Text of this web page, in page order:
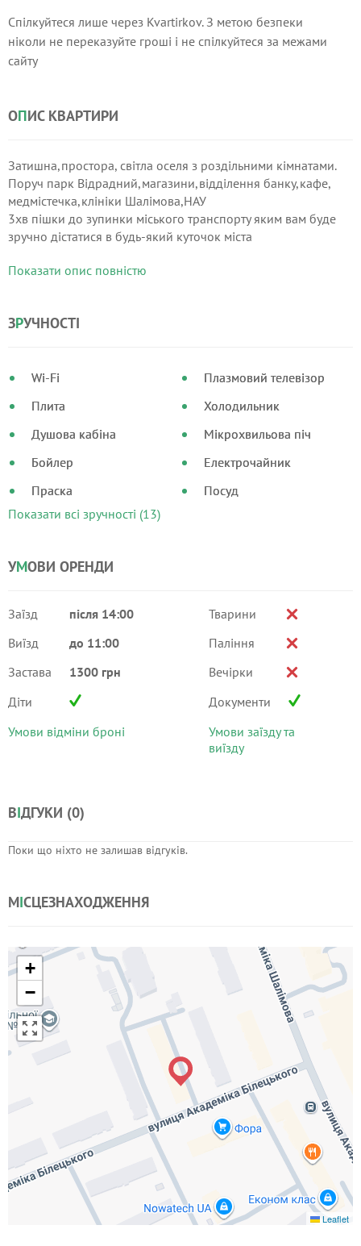
Спілкуйтеся лише через Kvartirkov. З метою безпеки
ніколи не переказуйте гроші і не спілкуйтеся за межами
сайту
ОПИС КВАРТИРИ
Затишна,простора, світла оселя з роздільними кімнатами.
Поруч парк Відрадний,магазини,відділення банку,кафе,
медмістечка,клініки Шалімова,НАУ
3хв пішки до зупинки міського транспорту яким вам буде
зручно дістатися в будь-який куточок міста
В одній з кімнат додатково є двоярусне дитячо-підліткове
Показати опис повністю
ЗРУЧНОСТІ
Wi-Fi
Плита
Душова кабіна
Бойлер
Праска
Плазмовий телевізор
Холодильник
Мікрохвильова піч
Електрочайник
Посуд
Показати всі зручності (13)
УМОВИ ОРЕНДИ
Заїзд
після 14:00
Виїзд
до 11:00
Застава
1300 грн
Діти
Умови відміни броні
Тварини
Паління
Вечірки
Документи
Умови заїзду та
виїзду
ВІДГУКИ (0)
Поки що ніхто не залишав відгуків.
МІСЦЕЗНАХОДЖЕННЯ
+
−
Leaflet